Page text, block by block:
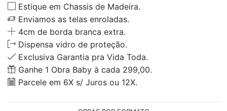
Estique em Chassis de Madeira.
Enviamos as telas enroladas.
4cm de borda branca extra.
Dispensa vidro de proteção.
Exclusiva Garantia pra Vida Toda.
Ganhe 1 Obra Baby à cada 299,00.
Parcele em 6X s/ Juros ou 12X.